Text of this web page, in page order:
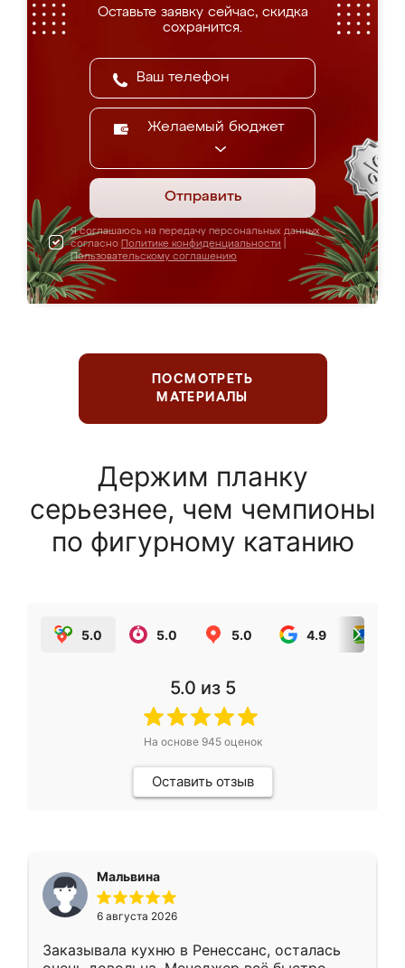
Оставьте заявку сейчас, скидка
сохранится.
Желаемый бюджет
Отправить
Я соглашаюсь на передачу персональных данных
согласно Политике конфиденциальности
Пользовательскому соглашению
ПОСМОТРЕТЬ
МАТЕРИАЛЫ
Держим планку
серьезнее, чем чемпионы
по фигурному катанию
5.0 5.0 5.0 4.9
5.0 из 5
На основе 945оценок
Оставить отзыв
Мальвина
6 августа 2026
Заказывала кухню в Ренессанс, осталась